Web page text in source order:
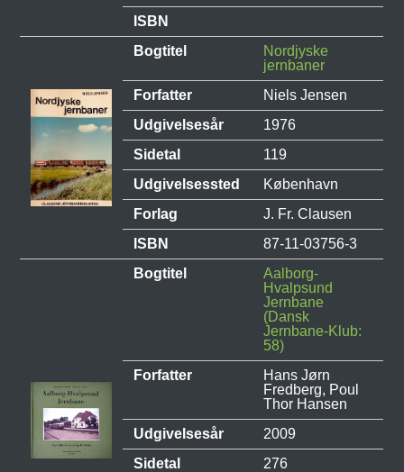
ISBN
Bogtitel
Nordjyske
jernbaner
Forfatter
Niels Jensen
Udgivelsesår
1976
Sidetal
119
Udgivelsessted
København
Forlag
J. Fr. Clausen
ISBN
87-11-03756-3
Bogtitel
Aalborg-
Hvalpsund
Jernbane
(Dansk
Jernbane-Klub:
58)
Forfatter
Hans Jørn
Fredberg, Poul
Thor Hansen
Udgivelsesår
2009
Sidetal
276